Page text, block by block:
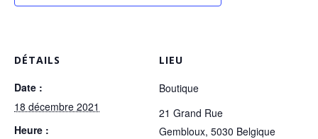
DÉTAILS
Date :
18 décembre 2021
Heure :
LIEU
Boutique
21 Grand Rue
Gembloux, 5030 Belgique